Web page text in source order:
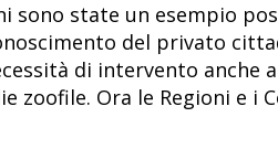
sono state un esempio
del privato
di intervento anche
zoofile. Ora le Regioni e